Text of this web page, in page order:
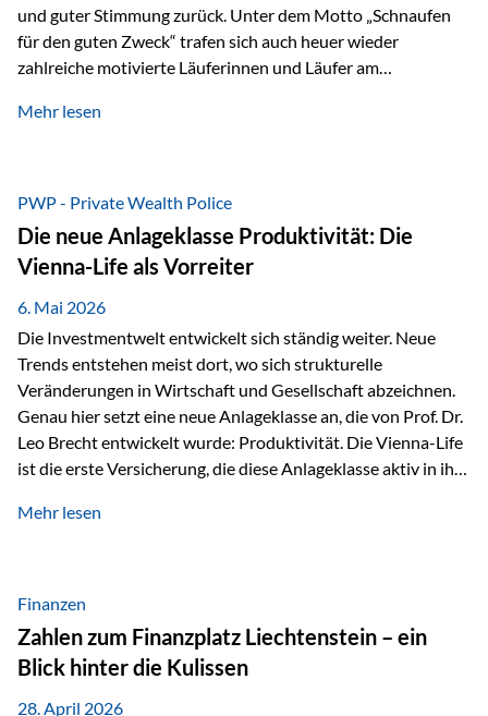
und guter Stimmung zurück. Unter dem Motto „Schnaufen
für den guten Zweck“ trafen sich auch heuer wieder
zahlreiche motivierte Läuferinnen und Läufer am
Höchstleistungen für einen guten Zweck zu erbringen. Mit
Mäder gesammelt werden konnten. Die anspruchsvolle
Strecke mit rund 4,8 Kilometern und 680 Höhenmetern
stellte die Teilnehmerinnen und Teilnehmer vor eine
sportliche Herausforderung. Doch…
Mehr lesen
PWP - Private Wealth Police
Die neue Anlageklasse Produktivität: Die
Vienna-Life als Vorreiter
6. Mai 2026
Die Investmentwelt entwickelt sich ständig weiter. Neue
Trends entstehen meist dort, wo sich strukturelle
Veränderungen in Wirtschaft und Gesellschaft abzeichnen.
Genau hier setzt eine neue Anlageklasse an, die von Prof. Dr.
Leo Brecht entwickelt wurde: Produktivität. Die Vienna-Life
ist die erste Versicherung, die diese Anlageklasse aktiv in ihre
Vorreiter. Warum auf das Thema Produktivität setzen? Die
Wirtschaftswachstum, verändern die Spielregeln für
Investoren. Produktivität adressiert genau diese
Herausforderungen, da wirtschaftliches Wachstum
langfristig durch Produktivitätssteigerung entsteht, also
durch die Fähigkeit von Unternehmen, mehr…
Mehr lesen
Finanzen
Zahlen zum Finanzplatz Liechtenstein – ein
Blick hinter die Kulissen
28. April 2026